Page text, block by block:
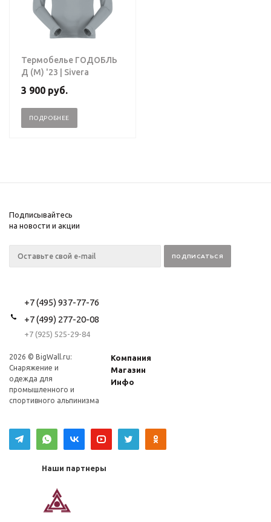
Термобелье ГОДОБЛЬ
Д (М) '23 | Sivera
3 900 руб.
ПОДРОБНЕЕ
Подписывайтесь
на новости и акции
+7 (495) 937-77-76
+7 (499) 277-20-08
+7 (925) 525-29-84
2026 © BigWall.ru:
Снаряжение и
одежда для
промышленного и
спортивного альпинизма
Компания
Магазин
Инфо
Наши партнеры